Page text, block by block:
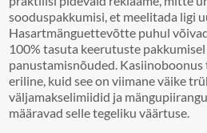
sooduspakkumisi, et meelitada ligi
Hasartmänguettevõtte puhul
100% tasuta keerutuste
panustamisnõuded.
eriline, kuid see on viimane väike
väljamakselimiidid ja
määravad selle tegeliku väärtuse.